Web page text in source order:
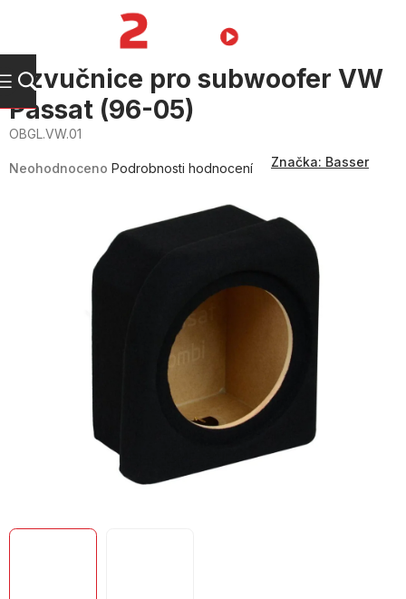
Ozvučnice pro subwoofer VW
Passat (96-05)
OBGL.VW.01
hodnocení
produktu
Neohodnoceno Podrobnosti hodnocení Značka: Basser